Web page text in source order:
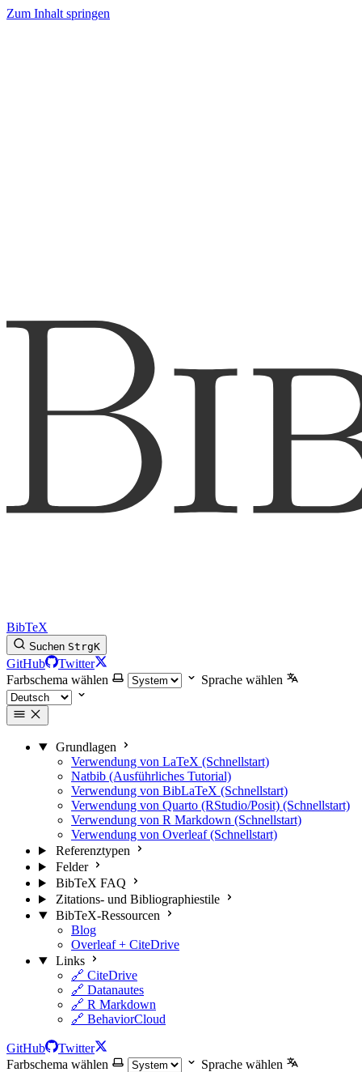
Zum Inhalt springen
BibTeX
Suchen StrgK
GitHub
Twitter
Farbschema wählen
Sprache wählen
Grundlagen
Verwendung von LaTeX (Schnellstart)
Natbib (Ausführliches Tutorial)
Verwendung von BibLaTeX (Schnellstart)
Verwendung von Quarto (RStudio/Posit) (Schnellstart)
Verwendung von R Markdown (Schnellstart)
Verwendung von Overleaf (Schnellstart)
Referenztypen
Felder
BibTeX FAQ
Zitations- und Bibliographiestile
BibTeX-Ressourcen
Blog
Overleaf + CiteDrive
Links
🔗 CiteDrive
🔗 Datanautes
🔗 R Markdown
🔗 BehaviorCloud
GitHub
Twitter
Farbschema wählen
Sprache wählen